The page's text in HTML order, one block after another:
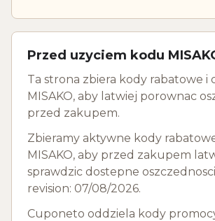
Przed uzyciem kodu
Ta strona zbiera kody rabatowe i
MISAKO, aby latwiej porownac
przed zakupem.
Zbieramy aktywne kody
MISAKO, aby przed zakupem
sprawdzic dostepne
revision: 07/08/2026.
Cuponeto oddziela kody